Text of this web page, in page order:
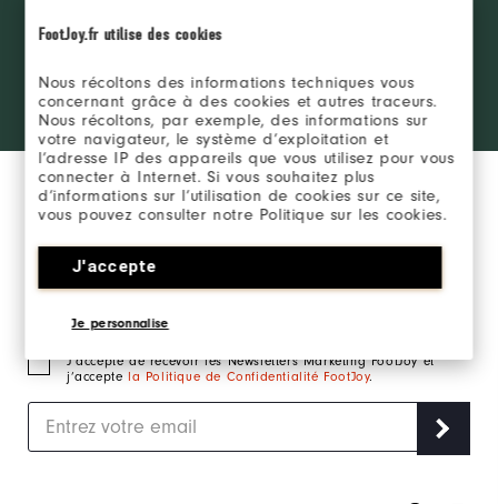
FootJoy.fr utilise des cookies
Nous récoltons des informations techniques vous
concernant grâce à des cookies et autres traceurs.
Nous récoltons, par exemple, des informations sur
votre navigateur, le système d’exploitation et
l’adresse IP des appareils que vous utilisez pour vous
connecter à Internet. Si vous souhaitez plus
d’informations sur l’utilisation de cookies sur ce site,
vous pouvez consulter notre Politique sur les cookies.
J'accepte
Je personnalise
the ropes
exclusive
products?
Learn More
SE CONNECTER
Inscrivez-vous à notre newsletter marketing et
recevez en exclusivité les actualités FootJoy.
J‘accepte de recevoir les Newsletters Marketing FootJoy et
j’accepte la Politique de Confidentialité FootJoy.